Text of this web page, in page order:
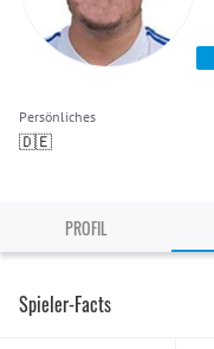
Persönliches
🇩🇪
PROFIL
Spieler-Facts